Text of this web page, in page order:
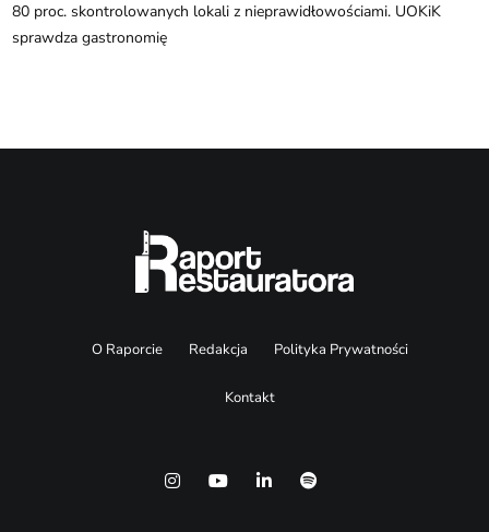
80 proc. skontrolowanych lokali z nieprawidłowościami. UOKiK
sprawdza gastronomię
O Raporcie Redakcja Polityka Prywatności
Kontakt